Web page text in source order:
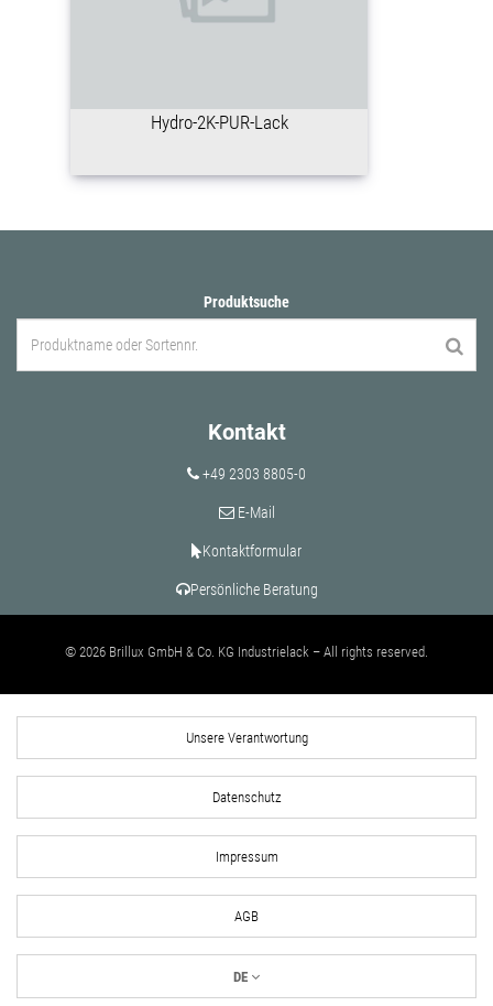
Hydro-2K-PUR-Lack
Produktsuche
Kontakt
+49 2303 8805-0
E-Mail
Kontaktformular
Persönliche Beratung
© 2026 Brillux GmbH & Co. KG Industrielack – All rights reserved.
Unsere Verantwortung
Datenschutz
Impressum
AGB
DE